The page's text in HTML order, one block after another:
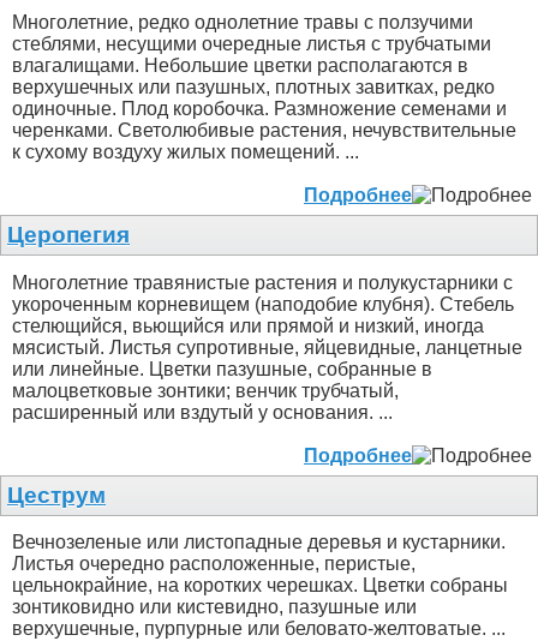
Многолетние, редко однолетние травы с ползучими
стеблями, несущими очередные листья с трубчатыми
влагалищами. Небольшие цветки располагаются в
верхушечных или пазушных, плотных завитках, редко
одиночные. Плод коробочка. Размножение семенами и
черенками. Светолюбивые растения, нечувствительные
к сухому воздуху жилых помещений. ...
Подробнее
Церопегия
Многолетние травянистые растения и полукустарники с
укороченным корневищем (наподобие клубня). Стебель
стелющийся, вьющийся или прямой и низкий, иногда
мясистый. Листья супротивные, яйцевидные, ланцетные
или линейные. Цветки пазушные, собранные в
малоцветковые зонтики; венчик трубчатый,
расширенный или вздутый у основания. ...
Подробнее
Цеструм
Вечнозеленые или листопадные деревья и кустарники.
Листья очередно расположенные, перистые,
цельнокрайние, на коротких черешках. Цветки собраны
зонтиковидно или кистевидно, пазушные или
верхушечные, пурпурные или беловато-желтоватые. ...